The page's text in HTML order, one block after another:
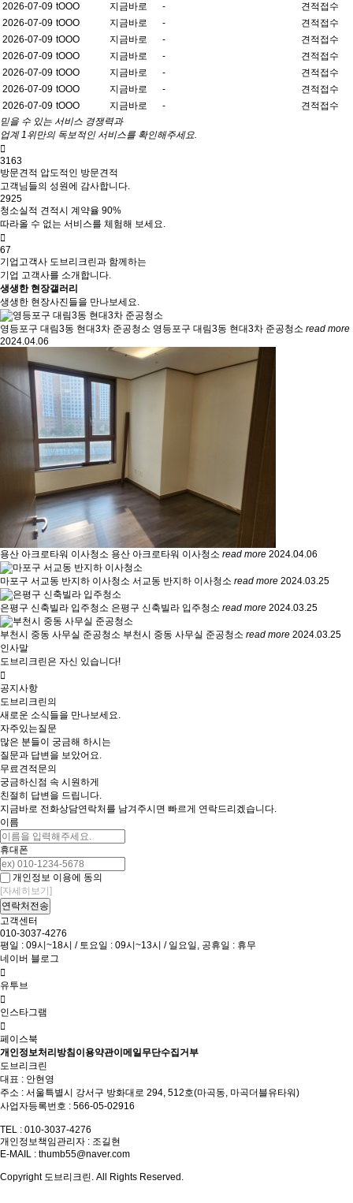
2026-07-09 tOOO 지금바로 -
견적접수
2026-07-09 tOOO 지금바로 -
견적접수
2026-07-09 tOOO 지금바로 -
견적접수
2026-07-09 tOOO 지금바로 -
견적접수
2026-07-09 tOOO 지금바로 -
견적접수
2026-07-09 tOOO 지금바로 -
견적접수
2026-07-09 tOOO 지금바로 -
견적접수
믿을 수 있는 서비스 경쟁력과
업계 1위만의 독보적인 서비스를 확인해주세요.
3163
방문견적 압도적인 방문견적
고객님들의 성원에 감사합니다.
2925
청소실적 견적시 계약율 90%
따라올 수 없는 서비스를 체험해 보세요.
67
기업고객사 도브리크린과 함께하는
기업 고객사를 소개합니다.
생생한 현장갤러리
생생한 현장사진들을 만나보세요.
영등포구 대림3동 현대3차 준공청소 영등포구 대림3동 현대3차 준공청소 read more
2024.04.06
용산 아크로타워 이사청소 용산 아크로타워 이사청소 read more 2024.04.06
마포구 서교동 반지하 이사청소 서교동 반지하 이사청소 read more 2024.03.25
은평구 신축빌라 입주청소 은평구 신축빌라 입주청소 read more 2024.03.25
부천시 중동 사무실 준공청소 부천시 중동 사무실 준공청소 read more 2024.03.25
인사말
도브리크린은 자신 있습니다!
공지사항
도브리크린의
새로운 소식들을 만나보세요.
자주있는질문
많은 분들이 궁금해 하시는
질문과 답변을 보았어요.
무료견적문의
궁금하신점 속 시원하게
친절히 답변을 드립니다.
지금바로 전화상담연락처를 남겨주시면 빠르게 연락드리겠습니다.
이름
휴대폰
개인정보 이용에 동의
[자세히보기]
고객센터
010-3037-4276
평일 : 09시~18시 / 토요일 : 09시~13시 / 일요일, 공휴일 : 휴무
네이버 블로그
유투브
인스타그램
페이스북
개인정보처리방침 이용약관이메일무단수집거부
도브리크린
대표 : 안현영
주소 : 서울특별시 강서구 방화대로 294, 512호(마곡동, 마곡더블유타워)
사업자등록번호 : 566-05-02916
TEL : 010-3037-4276
개인정보책임관리자 : 조길현
E-MAIL : thumb55@naver.com
Copyright 도브리크린. All Rights Reserved.